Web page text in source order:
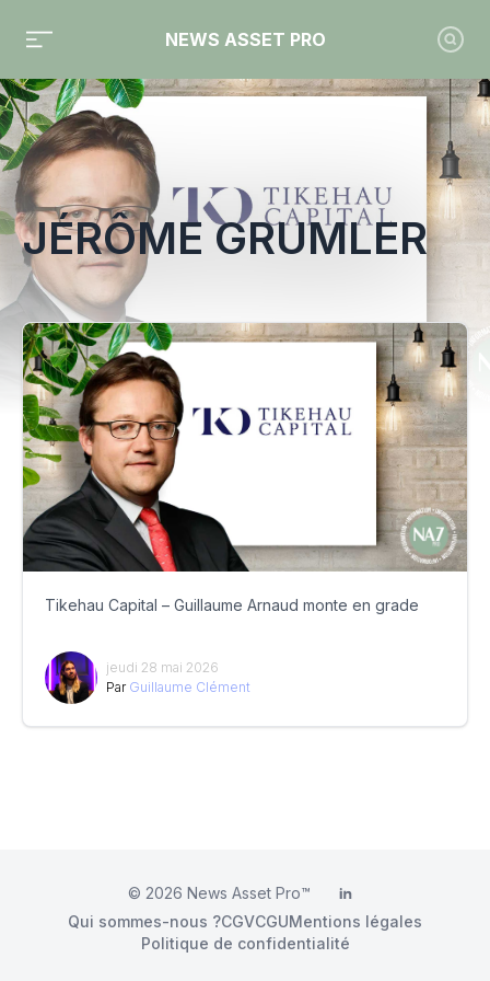
NEWS ASSET PRO
Toute l'actualité sur le tag "Jérôme Grumler"
JÉRÔME GRUMLER
Tikehau Capital – Guillaume Arnaud monte en grade
jeudi 28 mai 2026
Par Guillaume Clément
© 2026 News Asset Pro™ LinkedIn
Qui sommes-nous ?CGVCGUMentions légales
Politique de confidentialité